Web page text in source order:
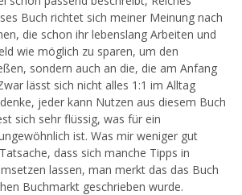
Buch richtet sich meiner Meinung nach
die schon ihr lebenslang Arbeiten und
wie möglich zu sparen, um den
sondern auch an die, die am Anfang
lässt sich nicht alles 1:1 im Alltag
jeder kann Nutzen aus diesem Buch
sich sehr flüssig, was für ein
ist. Was mir weniger gut
dass sich manche Tipps in
lassen, man merkt das das Buch
Buchmarkt geschrieben wurde.